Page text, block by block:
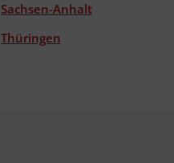
Sachsen-Anhalt
Thüringen